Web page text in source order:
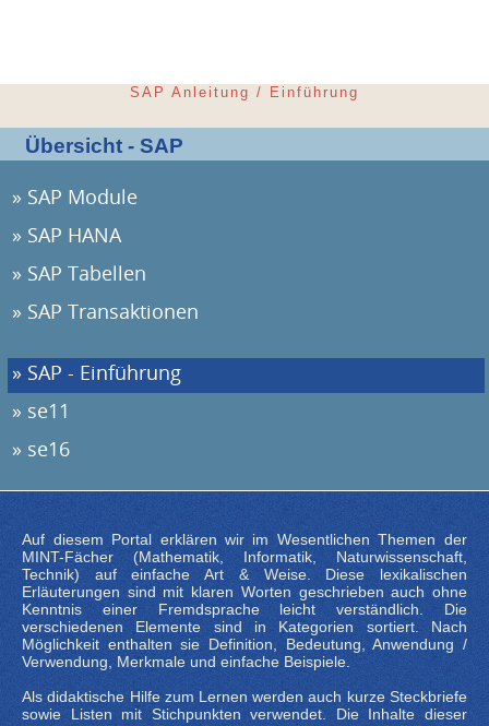
SAP Anleitung / Einführung
Übersicht - SAP
SAP Module
SAP HANA
SAP Tabellen
SAP Transaktionen
SAP - Einführung
se11
se16
Auf diesem Portal erklären wir im Wesentlichen Themen der
MINT-Fächer (Mathematik, Informatik, Naturwissenschaft,
Technik) auf einfache Art & Weise. Diese lexikalischen
Erläuterungen sind mit klaren Worten geschrieben auch ohne
Kenntnis einer Fremdsprache leicht verständlich. Die
verschiedenen Elemente sind in Kategorien sortiert. Nach
Möglichkeit enthalten sie Definition, Bedeutung, Anwendung /
Verwendung, Merkmale und einfache Beispiele.
Als didaktische Hilfe zum Lernen werden auch kurze Steckbriefe
sowie Listen mit Stichpunkten verwendet. Die Inhalte dieser